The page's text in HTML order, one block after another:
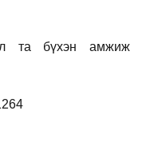
та бүхэн амжиж